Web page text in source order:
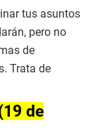
tus asuntos
pero no
de
Trata de
de